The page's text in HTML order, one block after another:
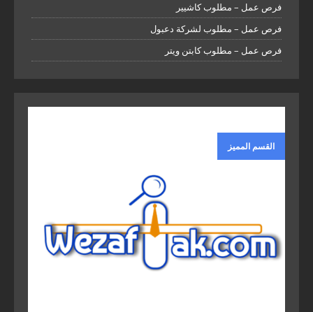
فرص عمل – مطلوب كاشيير
فرص عمل – مطلوب لشركة دعبول
فرص عمل – مطلوب كابتن ويتر
القسم المميز